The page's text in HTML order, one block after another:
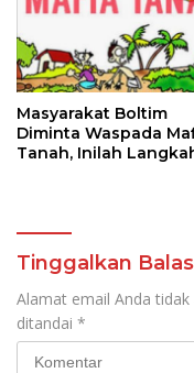
Masyarakat Boltim
Diminta Waspada
Tanah, Inilah
Tinggalkan
Alamat email Anda tidak
ditandai *